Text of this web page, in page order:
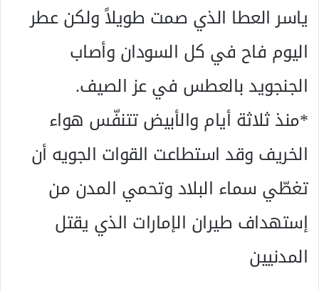
ياسر العطا الذي صمت طويلاً ولكن عطر
اليوم فاح في كل السودان وأصاب
الجنجويد بالعطس في عز الصيف.
*منذ ثلاثة أيام والأبيض تتنفّس هواء
الخريف وقد استطاعت القوات الجويه أن
تغطّي سماء البلاد وتحمي المدن من
إستهداف طيران الإمارات الذي يقتل
المدنيين